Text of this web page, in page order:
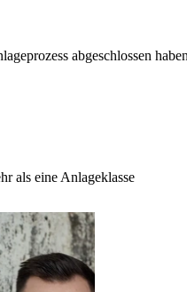
abgeschlossen
als eine Anlageklasse